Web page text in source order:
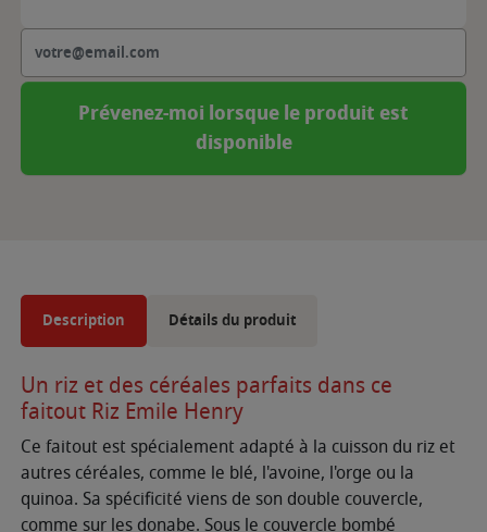
Prévenez-moi lorsque le produit est
disponible
Description Détails du produit
Un riz et des céréales parfaits dans ce
faitout Riz Emile Henry
Ce faitout est spécialement adapté à la cuisson du riz et
autres céréales, comme le blé, l'avoine, l'orge ou la
quinoa. Sa spécificité viens de son double couvercle,
comme sur les donabe. Sous le couvercle bombé